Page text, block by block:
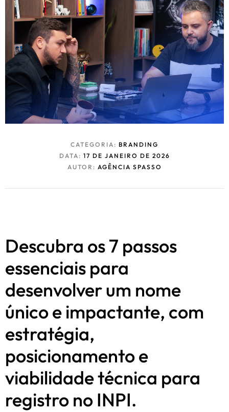
CATEGORIA: BRANDING
DATA: 17 DE JANEIRO DE 2026
AUTOR: AGÊNCIA SPASSO
Descubra os 7 passos
essenciais para
desenvolver um nome
único e impactante, com
estratégia,
posicionamento e
viabilidade técnica para
registro no INPI.